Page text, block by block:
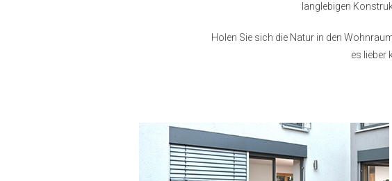
langlebigen
Holen Sie sich die Natur in den
es lieber